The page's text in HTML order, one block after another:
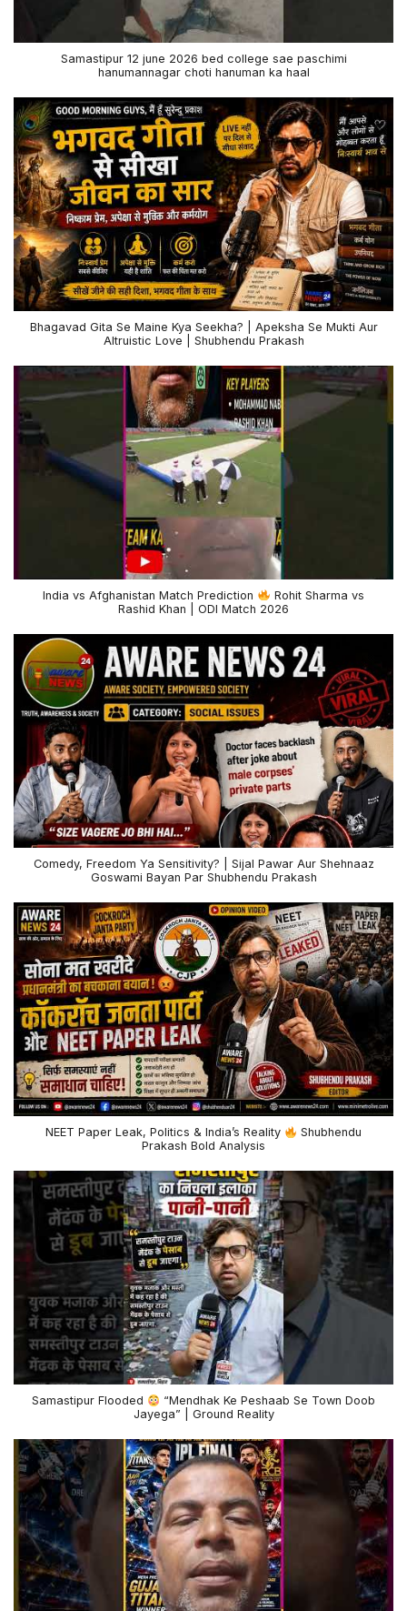
Samastipur 12 june 2026 bed college sae paschimi
hanumannagar choti hanuman ka haal
Bhagavad Gita Se Maine Kya Seekha? | Apeksha Se Mukti Aur
Altruistic Love | Shubhendu Prakash
India vs Afghanistan Match Prediction
Rohit Sharma vs
Rashid Khan | ODI Match 2026
Comedy, Freedom Ya Sensitivity? | Sijal Pawar Aur Shehnaaz
Goswami Bayan Par Shubhendu Prakash
NEET Paper Leak, Politics & India’s Reality
Shubhendu
Prakash Bold Analysis
Samastipur Flooded
“Mendhak Ke Peshaab Se Town Doob
Jayega” | Ground Reality